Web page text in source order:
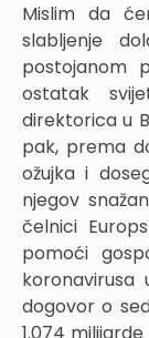
Mislim da
slabljenje
postojanom
ostatak
direktorica u
pak, prema
ožujka i
njegov
čelnici
pomoći
koronavirusa
dogovor o